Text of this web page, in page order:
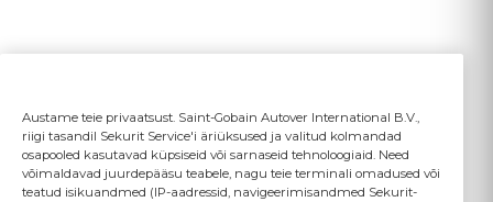
Austame teie privaatsust. Saint-Gobain Autover International B.V.,
riigi tasandil Sekurit Service'i äriüksused ja valitud kolmandad
osapooled kasutavad küpsiseid või sarnaseid tehnoloogiaid. Need
võimaldavad juurdepääsu teabele, nagu teie terminali omadused või
teatud isikuandmed (IP-aadressid, navigeerimisandmed Sekurit-